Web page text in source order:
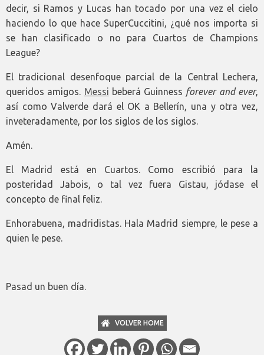
decir, si Ramos y Lucas han tocado por una vez el cielo
haciendo lo que hace SuperCuccitini, ¿qué nos importa si
se han clasificado o no para Cuartos de Champions
League?
El tradicional desenfoque parcial de la Central Lechera,
queridos amigos. Messi beberá Guinness forever and ever,
así como Valverde dará el OK a Bellerín, una y otra vez,
inveteradamente, por los siglos de los siglos.
Amén.
El Madrid está en Cuartos. Como escribió para la
posteridad Jabois, o tal vez fuera Gistau, jódase el
concepto de final feliz.
Enhorabuena, madridistas. Hala Madrid siempre, le pese a
quien le pese.
Pasad un buen día.
VOLVER HOME